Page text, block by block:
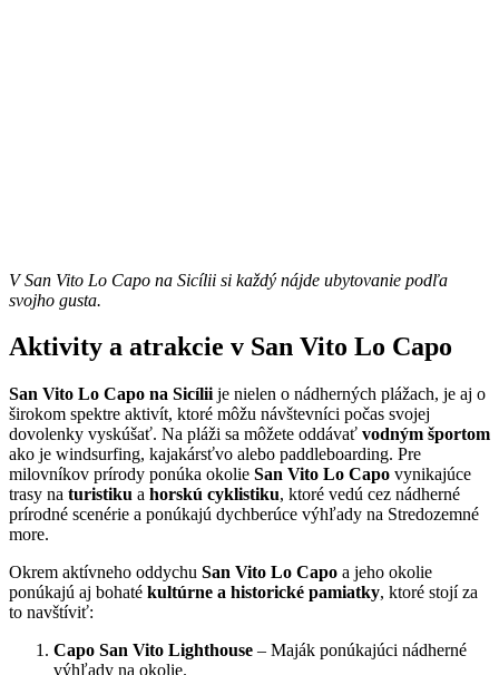
V San Vito Lo Capo na Sicílii si každý nájde ubytovanie podľa
svojho gusta.
Aktivity a atrakcie v San Vito Lo Capo
San Vito Lo Capo na Sicílii je nielen o nádherných plážach, je aj o
širokom spektre aktivít, ktoré môžu návštevníci počas svojej
dovolenky vyskúšať. Na pláži sa môžete oddávať vodným športom
ako je windsurfing, kajakársťvo alebo paddleboarding. Pre
milovníkov prírody ponúka okolie San Vito Lo Capo vynikajúce
trasy na turistiku a horskú cyklistiku, ktoré vedú cez nádherné
prírodné scenérie a ponúkajú dychberúce výhľady na Stredozemné
more.
Okrem aktívneho oddychu San Vito Lo Capo a jeho okolie
ponúkajú aj bohaté kultúrne a historické pamiatky, ktoré stojí za
to navštíviť:
Capo San Vito Lighthouse – Maják ponúkajúci nádherné
výhľady na okolie.